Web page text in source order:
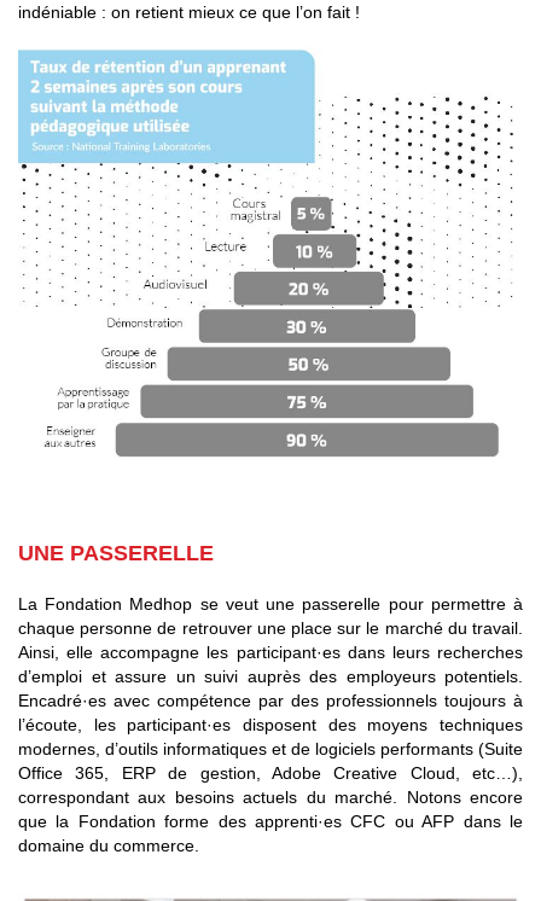
indéniable : on retient mieux ce que l’on fait !
UNE PASSERELLE
La Fondation Medhop se veut une passerelle pour permettre à
chaque personne de retrouver une place sur le marché du travail.
Ainsi, elle accompagne les participant·es dans leurs recherches
d’emploi et assure un suivi auprès des employeurs potentiels.
Encadré·es avec compétence par des professionnels toujours à
l’écoute, les participant·es disposent des moyens techniques
modernes, d’outils informatiques et de logiciels performants (Suite
Office 365, ERP de gestion, Adobe Creative Cloud, etc…),
correspondant aux besoins actuels du marché. Notons encore
que la Fondation forme des apprenti·es CFC ou AFP dans le
domaine du commerce.